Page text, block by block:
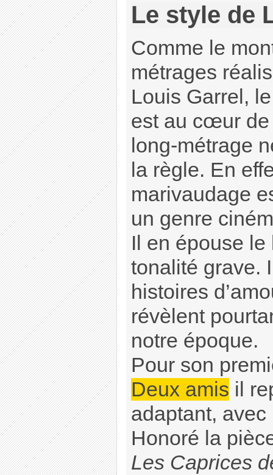
Le style de
Comme le
métrages
Louis Garrel,
est au cœur de
long-métrage
la règle. En
marivaudage
un genre
Il en épouse
tonalité grave.
histoires
révèlent
notre époque.
Pour son
Deux amis il
adaptant, avec
Honoré la
Les Caprices